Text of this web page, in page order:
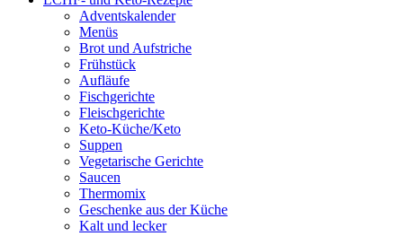
Adventskalender
Menüs
Brot und Aufstriche
Frühstück
Aufläufe
Fischgerichte
Fleischgerichte
Keto-Küche/Keto
Suppen
Vegetarische Gerichte
Saucen
Thermomix
Geschenke aus der Küche
Kalt und lecker